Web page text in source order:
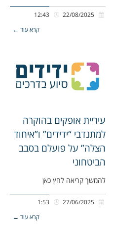
קרא עוד ←
עיריית אופקים בהוקרה
למתנדבי “ידידים” ו”איחוד
הצלה” על פועלם בסבב
הביטחוני
להמשך קריאה לחץ כאן
קרא עוד ←